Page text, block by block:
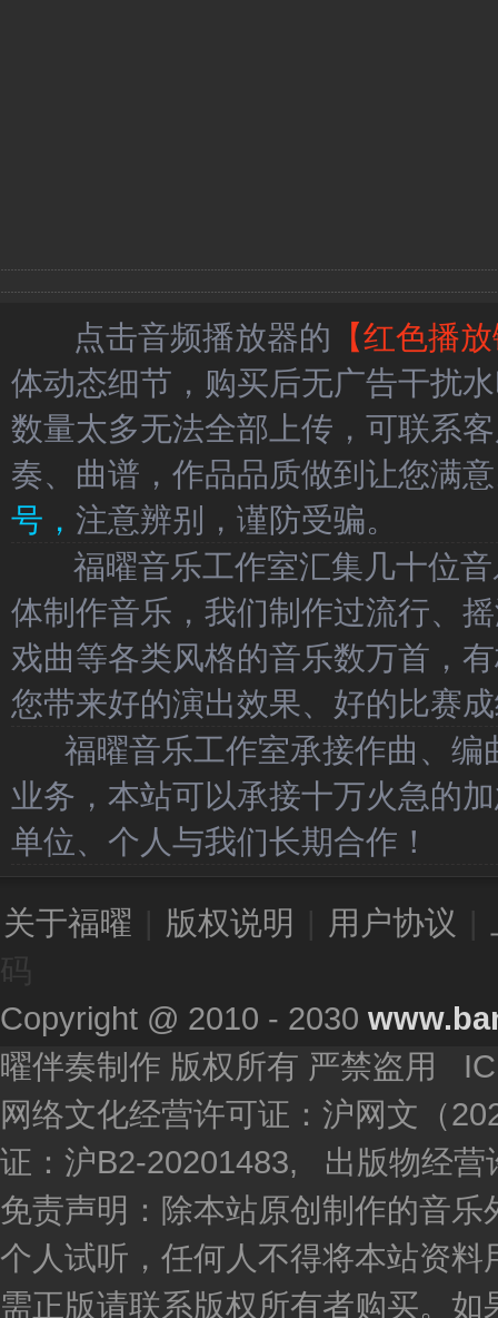
点击音频播放器的 【红色播
体动态细节，购买后无广告干扰
数量太多无法全部上传，可联系
奏、曲谱，作品品质做到让您满
号， 注意辨别，谨防受骗。
福曜音乐工作室汇集几十位音
体制作音乐，我们制作过流行、
戏曲等各类风格的音乐数万首，
您带来好的演出效果、好的比赛
福曜音乐工作室承接作曲、编
业务，本站可以承接十万火急的
单位、个人与我们长期合作！
关于福曜 版权说明 用户协议
Copyright @ 2010 - 2030
曜伴奏制作 版权所有 严禁盗用
网络文化经营许可证：沪网文（
证：沪B2-20201483, 出版物经营
免责声明：除本站原创制作的音
个人试听，任何人不得将本站资
需正版请联系版权所有者购买。